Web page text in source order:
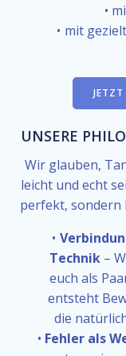
mit
UNSERE
Wir glauben,
leicht und echt
perfekt, sondern
Technik–
euch als
entsteht
die
Fehler als